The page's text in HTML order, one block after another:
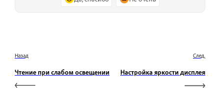
Назад
Чтение при слабом освещении
След.
Настройка яркости дисплея